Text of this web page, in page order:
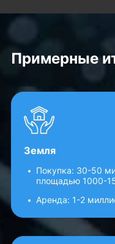
Примерные
Земля
Покупка: 30-50
площадью 1000-
Аренда: 1-2